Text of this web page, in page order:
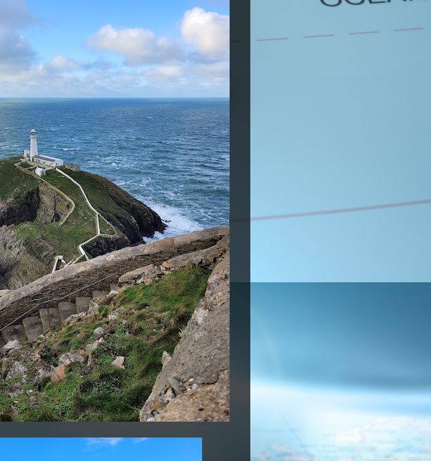
vzorem - zejména pro mladé. Spolupráce s ním je již, dá se říct, dlouhodobá. Všechny jeho